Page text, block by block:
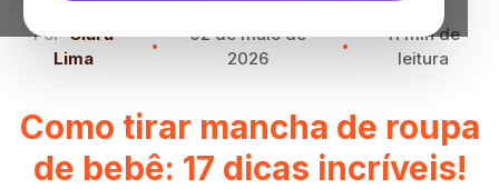
Por Clara
Lima
02 de maio de
2026
11 min de
leitura
Como tirar mancha de roupa
de bebê: 17 dicas incríveis!